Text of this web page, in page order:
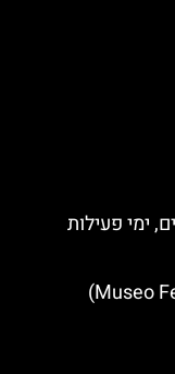
ימי פעילות